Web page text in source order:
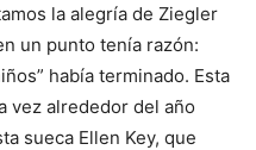
la alegría de Ziegler
un punto tenía razón:
había terminado. Esta
vez alrededor del año
sueca Ellen Key, que